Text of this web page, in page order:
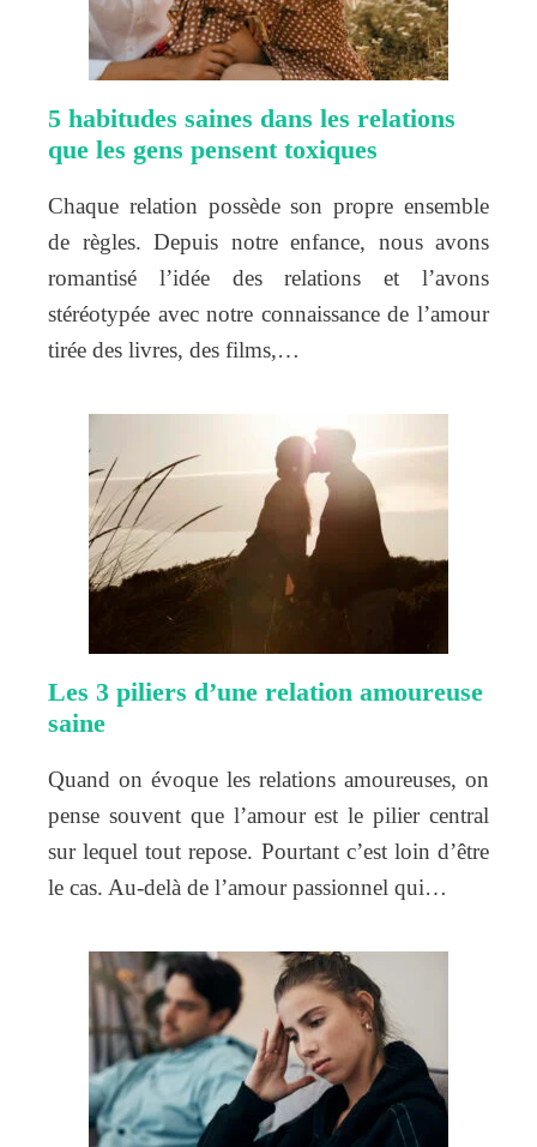
5 habitudes saines dans les relations
que les gens pensent toxiques
Chaque relation possède son propre ensemble
de règles. Depuis notre enfance, nous avons
romantisé l’idée des relations et l’avons
stéréotypée avec notre connaissance de l’amour
tirée des livres, des films,…
Les 3 piliers d’une relation amoureuse
saine
Quand on évoque les relations amoureuses, on
pense souvent que l’amour est le pilier central
sur lequel tout repose. Pourtant c’est loin d’être
le cas. Au-delà de l’amour passionnel qui…